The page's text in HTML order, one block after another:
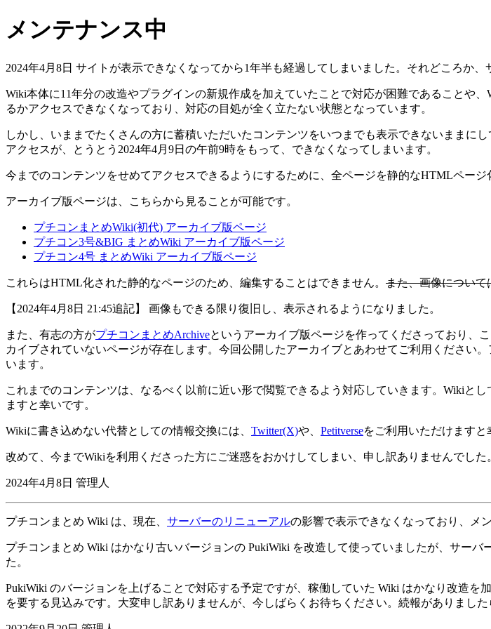
メンテナンス中
2024年4月8日 サイトが表示できなくなってから1年半も経過してしまいました。それどころか
Wiki本体に11年分の改造やプラグインの新規作成を加えていたことで対応が困難であることや
るかアクセスできなくなっており、対応の目処が全く立たない状態となっています。
しかし、いままでたくさんの方に蓄積いただいたコンテンツをいつまでも表示できないままに
アクセスが、とうとう2024年4月9日の午前9時をもって、できなくなってしまいます。
今までのコンテンツをせめてアクセスできるようにするために、全ページを静的なHTMLページ
アーカイブ版ページは、こちらから見ることが可能です。
プチコンまとめWiki(初代) アーカイブ版ページ
プチコン3号&BIG まとめWiki アーカイブ版ページ
プチコン4号 まとめWiki アーカイブ版ページ
これらはHTML化された静的なページのため、編集することはできません。 また、画像について
【2024年4月8日 21:45追記】 画像もできる限り復旧し、表示されるようになりました。
また、有志の方がプチコンまとめArchiveというアーカイブ版ページを作ってくださっており、
カイブされていないページが存在します。今回公開したアーカイブとあわせてご利用ください
います。
これまでのコンテンツは、なるべく以前に近い形で閲覧できるよう対応していきます。Wikiと
ますと幸いです。
Wikiに書き込めない代替としての情報交換には、 Twitter(X)や、 Petitverseをご利用いただけますと
改めて、今までWikiを利用くださった方にご迷惑をおかけしてしまい、申し訳ありませんでした
2024年4月8日 管理人
プチコンまとめ Wiki は、現在、 サーバーのリニューアルの影響で表示できなくなっており、メ
プチコンまとめ Wiki はかなり古いバージョンの PukiWiki を改造して使っていましたが、サー
た。
PukiWiki のバージョンを上げることで対応する予定ですが、稼働していた Wiki はかなり改造
を要する見込みです。大変申し訳ありませんが、今しばらくお待ちください。続報がありました